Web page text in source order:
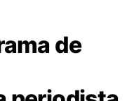
de